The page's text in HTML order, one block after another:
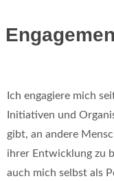
Ich engagiere mich
Initiativen und
gibt, an andere
ihrer Entwicklung zu
auch mich selbst als